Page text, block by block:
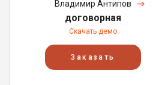
Владимир Антипов
договорная
Скачать демо
Заказать